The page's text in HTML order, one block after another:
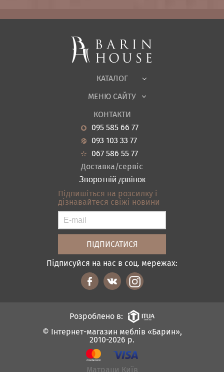
КАТАЛОГ
Спальні, Ліжка
Корпусні меблі
Офісні меблі
Садові меблі
Вітальня
Кухня
Передпокої
Ванна
Акціі
МЕНЮ САЙТУ
Про нас
Новини
Гарантія
Кредит
Оплата і доставка
Відгуки
Контакти
Карта сайту
Умови покупки
КОНТАКТИ
095 585 66 77
093 103 33 77
067 586 55 77
Доставка/сервіс
Зворотній дзвінок
Підпишіться на розсилку і
дізнавайтеся свіжі новини
Підписуйся на нас в соц. мережах:
© Інтернет-магазин меблів «Барин»,
2010-2026 р.
Розроблено в:
Матраци Київ